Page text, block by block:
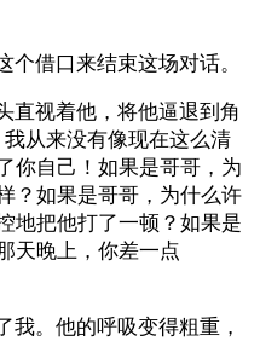
个借口来结束这场对话。
直视着他，将他逼退到角
从来没有像现在这么清
你自己！如果是哥哥，为
？如果是哥哥，为什么许
地把他打了一顿？如果是
天晚上，你差一点
我。他的呼吸变得粗重，